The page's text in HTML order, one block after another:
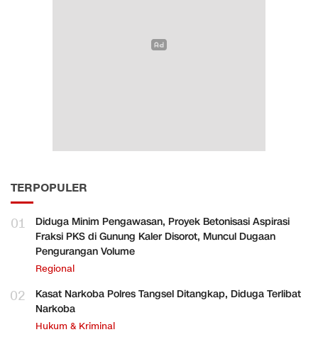
TERPOPULER
01
Diduga Minim Pengawasan, Proyek Betonisasi Aspirasi
Fraksi PKS di Gunung Kaler Disorot, Muncul Dugaan
Pengurangan Volume
Regional
02
Kasat Narkoba Polres Tangsel Ditangkap, Diduga Terlibat
Narkoba
Hukum & Kriminal